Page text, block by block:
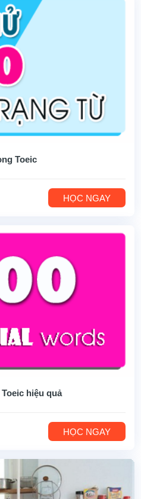
Toeic
HỌC NGAY
hiệu quả
HỌC NGAY